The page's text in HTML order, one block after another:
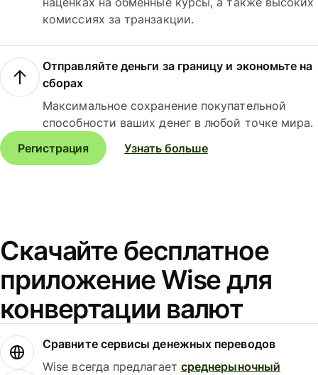
комиссиях за транзакции.
Отправляйте деньги за границу и экономьте на
сборах
Максимальное сохранение покупательной
способности ваших денег в любой точке мира.
Регистрация
Узнать больше
Скачайте бесплатное
приложение Wise для
конвертации валют
Сравните сервисы денежных переводов
Wise всегда предлагает среднерыночный